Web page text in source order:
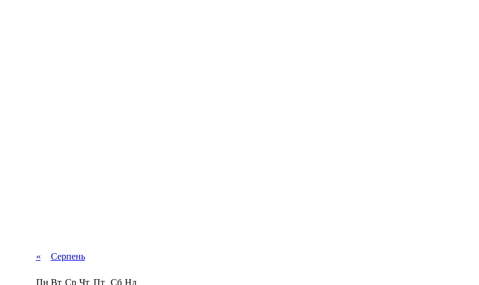
« Серпень
Пн Вт Ср Чт Пт Сб Нд